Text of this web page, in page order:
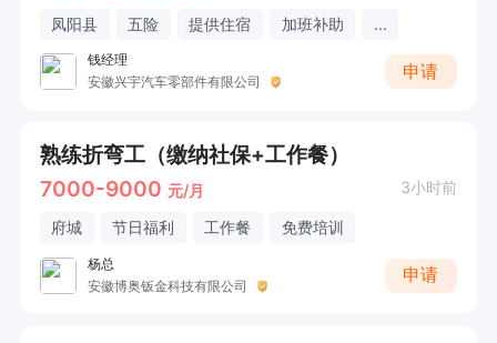
凤阳县 五险 提供住宿 加班补助 ...
钱经理
安徽兴宇汽车零部件有限公司
申请
熟练折弯工（缴纳社保+工作餐）
7000-9000 元/月 3小时前
府城 节日福利 工作餐 免费培训
杨总
安徽博奥钣金科技有限公司
申请